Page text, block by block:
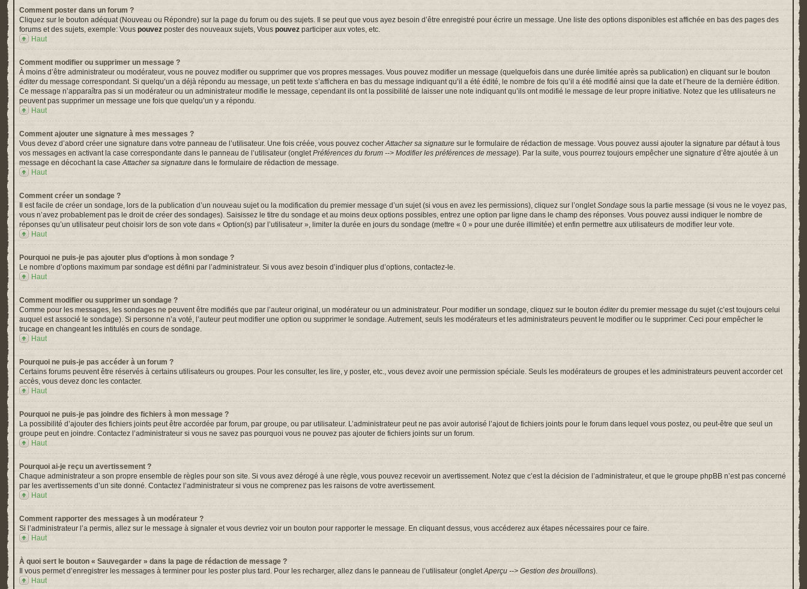
Comment poster dans un forum ?
Cliquez sur le bouton adéquat (Nouveau ou Répondre) sur la page du forum ou des sujets. Il se peut que vous ayez besoin d’être enregistré pour écrire un message. Une liste des options disponibles est affichée en bas des pages des
forums et des sujets, exemple: Vous pouvez poster des nouveaux sujets, Vous pouvez participer aux votes, etc.
Haut
Comment modifier ou supprimer un message ?
À moins d’être administrateur ou modérateur, vous ne pouvez modifier ou supprimer que vos propres messages. Vous pouvez modifier un message (quelquefois dans une durée limitée après sa publication) en cliquant sur le bouton
éditerdu message correspondant. Si quelqu’un a déjà répondu au message, un petit texte s’affichera en bas du message indiquant qu’il a été édité, le nombre de fois qu’il a été modifié ainsi que la date et l’heure de la dernière édition.
Ce message n’apparaîtra pas si un modérateur ou un administrateur modifie le message, cependant ils ont la possibilité de laisser une note indiquant qu’ils ont modifié le message de leur propre initiative. Notez que les utilisateurs ne
peuvent pas supprimer un message une fois que quelqu’un y a répondu.
Haut
Comment ajouter une signature à mes messages ?
Vous devez d’abord créer une signature dans votre panneau de l’utilisateur. Une fois créée, vous pouvez cocherAttacher sa signature sur le formulaire de rédaction de message. Vous pouvez aussi ajouter la signature par défaut à tous
vos messages en activant la case correspondante dans le panneau de l’utilisateur (ongletPréférences du forum --> Modifier les préférences de message). Par la suite, vous pourrez toujours empêcher une signature d’être ajoutée à un
message en décochant la caseAttacher sa signature dans le formulaire de rédaction de message.
Haut
Comment créer un sondage ?
Il est facile de créer un sondage, lors de la publication d’un nouveau sujet ou la modification du premier message d’un sujet (si vous en avez les permissions), cliquez sur l’ongletSondage sous la partie message (si vous ne le voyez pas,
vous n’avez probablement pas le droit de créer des sondages). Saisissez le titre du sondage et au moins deux options possibles, entrez une option par ligne dans le champ des réponses. Vous pouvez aussi indiquer le nombre de
réponses qu’un utilisateur peut choisir lors de son vote dans « Option(s) par l’utilisateur », limiter la durée en jours du sondage (mettre « 0 » pour une durée illimitée) et enfin permettre aux utilisateurs de modifier leur vote.
Haut
Pourquoi ne puis-je pas ajouter plus d’options à mon sondage ?
Le nombre d’options maximum par sondage est défini par l’administrateur. Si vous avez besoin d’indiquer plus d’options, contactez-le.
Haut
Comment modifier ou supprimer un sondage ?
Comme pour les messages, les sondages ne peuvent être modifiés que par l’auteur original, un modérateur ou un administrateur. Pour modifier un sondage, cliquez sur le bouton éditerdu premier message du sujet (c’est toujours celui
auquel est associé le sondage). Si personne n’a voté, l’auteur peut modifier une option ou supprimer le sondage. Autrement, seuls les modérateurs et les administrateurs peuvent le modifier ou le supprimer. Ceci pour empêcher le
trucage en changeant les intitulés en cours de sondage.
Haut
Pourquoi ne puis-je pas accéder à un forum ?
Certains forums peuvent être réservés à certains utilisateurs ou groupes. Pour les consulter, les lire, y poster, etc., vous devez avoir une permission spéciale. Seuls les modérateurs de groupes et les administrateurs peuvent accorder cet
accès, vous devez donc les contacter.
Haut
Pourquoi ne puis-je pas joindre des fichiers à mon message ?
La possibilité d’ajouter des fichiers joints peut être accordée par forum, par groupe, ou par utilisateur. L’administrateur peut ne pas avoir autorisé l’ajout de fichiers joints pour le forum dans lequel vous postez, ou peut-être que seul un
groupe peut en joindre. Contactez l’administrateur si vous ne savez pas pourquoi vous ne pouvez pas ajouter de fichiers joints sur un forum.
Haut
Pourquoi ai-je reçu un avertissement ?
Chaque administrateur a son propre ensemble de règles pour son site. Si vous avez dérogé à une règle, vous pouvez recevoir un avertissement. Notez que c’est la décision de l’administrateur, et que le groupe phpBB n’est pas concerné
par les avertissements d’un site donné. Contactez l’administrateur si vous ne comprenez pas les raisons de votre avertissement.
Haut
Comment rapporter des messages à un modérateur ?
Si l’administrateur l’a permis, allez sur le message à signaler et vous devriez voir un bouton pour rapporter le message. En cliquant dessus, vous accéderez aux étapes nécessaires pour ce faire.
Haut
À quoi sert le bouton « Sauvegarder » dans la page de rédaction de message ?
Il vous permet d’enregistrer les messages à terminer pour les poster plus tard. Pour les recharger, allez dans le panneau de l’utilisateur (ongletAperçu --> Gestion des brouillons).
Haut